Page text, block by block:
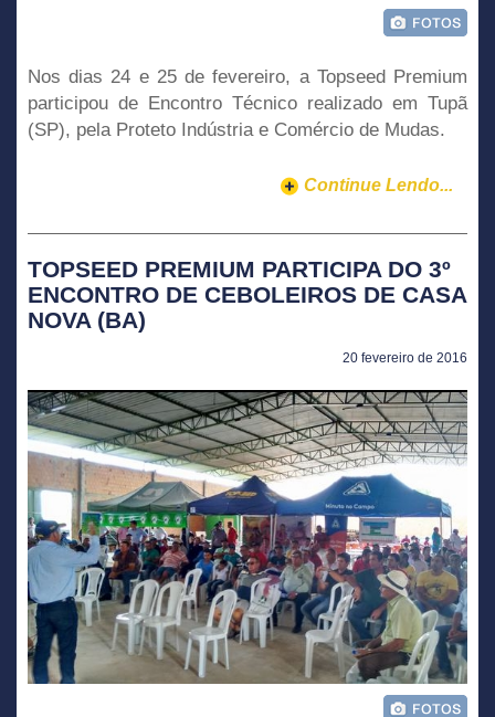
Nos dias 24 e 25 de fevereiro, a Topseed Premium
participou de Encontro Técnico realizado em Tupã
(SP), pela Proteto Indústria e Comércio de Mudas.
Continue Lendo...
TOPSEED PREMIUM PARTICIPA DO 3º
ENCONTRO DE CEBOLEIROS DE CASA
NOVA (BA)
20 fevereiro de 2016